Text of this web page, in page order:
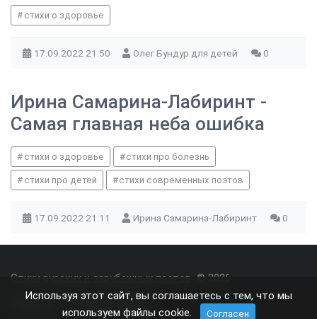
стихи о здоровье
17.09.2022 21:50 Олег Бундур для детей 0
Ирина Самарина-Лабиринт -
Самая главная неба ошибка
стихи о здоровье стихи про болезнь
стихи про детей стихи современных поэтов
17.09.2022 21:11 Ирина Самарина-Лабиринт 0
Стихи русских и зарубежных поэтов © 2026
О проекте
Правила сайта
Используя этот сайт, вы соглашаетесь с тем, что мы
используем файлы cookie.
Согласен